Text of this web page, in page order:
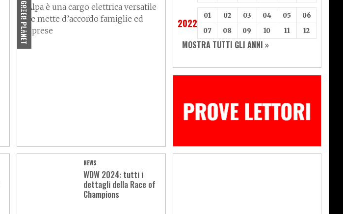
2022
01 02 03 04 05
06
07
08 09 10 11 12
MOSTRA TUTTI GLI ANNI »
GREEN PLANET
L'Alpa è una cargo elettrica versatile
che mette d’accordo famiglie ed
imprese
NEWS
WDW 2024: tutti i
dettagli della Race of
Champions